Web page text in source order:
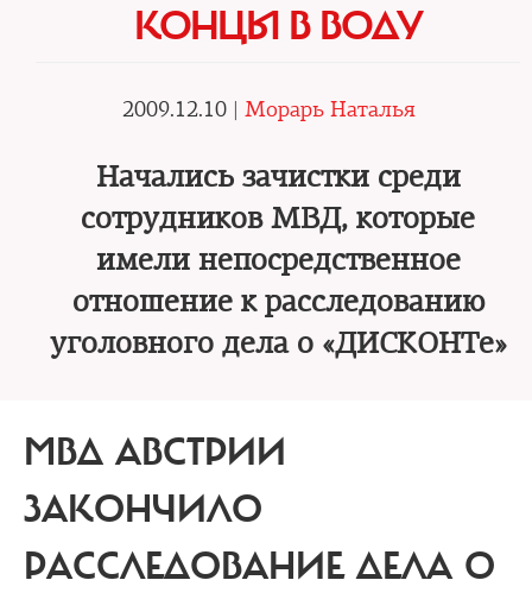
КОНЦЫ В ВОДУ
2009.12.10 | Морарь Наталья
Начались зачистки среди
сотрудников МВД, которые
имели непосредственное
отношение к расследованию
уголовного дела о «ДИСКОНТе»
МВД АВСТРИИ
ЗАКОНЧИЛО
РАССЛЕДОВАНИЕ ДЕЛА О